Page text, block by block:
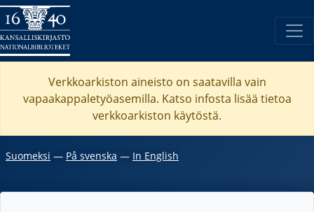
Verkkoarkiston aineisto on saatavilla vain
vapaakappaletyöasemilla. Katso infosta lisää tietoa
verkkoarkiston käytöstä.
Suomeksi ― På svenska ― In English